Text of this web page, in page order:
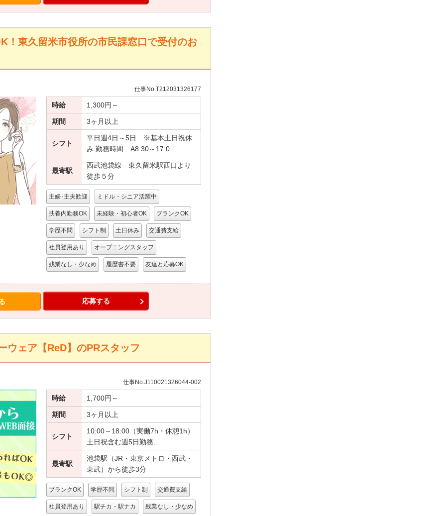
！東久留米市役所の市民課窓口で受付のお
仕事No.T212031326177
時給 1,300円～
期間 3ヶ月以上
シフト
平日週4日～5日 ※基本土日祝休
み 勤務時間 A8:30～17:0…
最寄駅
西武池袋線 東久留米駅西口より
徒歩５分
主婦･主夫歓迎 ミドル・シニア活躍中
扶養内勤務OK 未経験・初心者OK ブランクOK
学歴不問 シフト制 土日休み 交通費支給
社員登用あり オープニングスタッフ
残業なし・少なめ 履歴書不要 友達と応募OK
応募する
ウェア【ReD】のPRスタッフ
仕事No.J110021326044-002
時給 1,700円～
期間 3ヶ月以上
シフト
10:00～18:00（実働7h・休憩1h）
土日祝含む週5日勤務…
最寄駅
池袋駅（JR・東京メトロ・西武・
東武）から徒歩3分
ブランクOK 学歴不問 シフト制 交通費支給
社員登用あり 駅チカ・駅ナカ 残業なし・少なめ